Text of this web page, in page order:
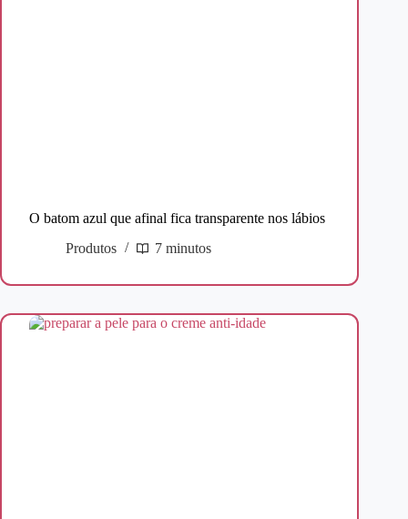
O batom azul que afinal fica transparente nos lábios
Produtos
7 minutos